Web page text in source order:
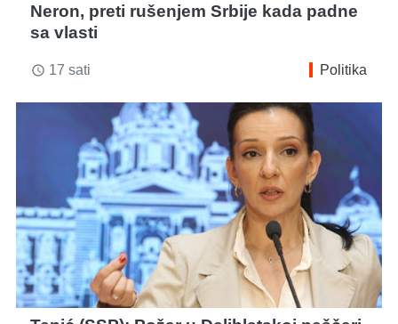
Neron, preti rušenjem Srbije kada padne
sa vlasti
access_time 17 sati Politika